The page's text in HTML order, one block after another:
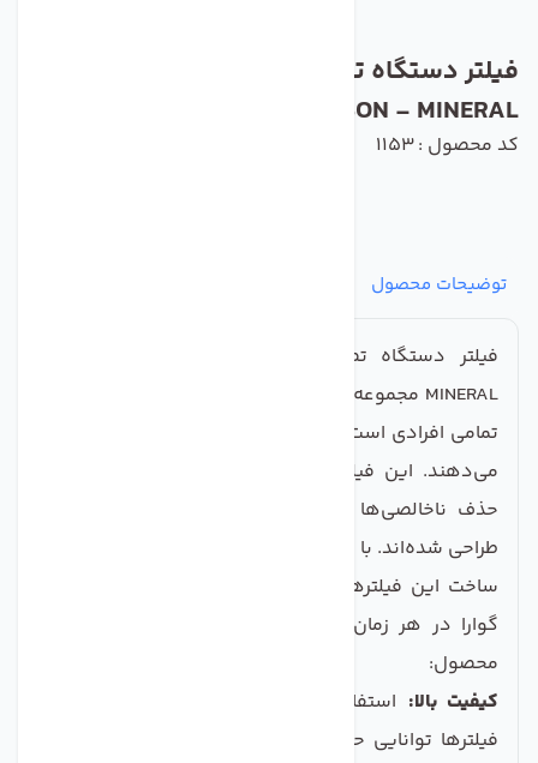
CARBON - MINERAL مجموعه دو عددی
کد محصول : 1153
توضیحات محصول
MINERAL مجموعه دو عددی یک گزینه عالی و کارآمد برای
تمامی افرادی است که به کیفیت آب مصرفی خود اهمیت
می‌دهند. این فیلترها به منظور بهبود طعم و بو آب،
حذف ناخالصی‌ها و افزودن مواد معدنی مفید به آب
طراحی شده‌اند. با توجه به الیاف و مواد اولیه خاصی که در
ساخت این فیلترها به کار رفته، می‌توانید از آب سالم و
گوارا در هر زمان لذت ببرید. ### ویژگی‌های کلیدی
محصول:
کیفیت بالا: استفاده از مواد با عالی‌ترین کیفیت؛ این
فیلترها توانایی حذف اکثر آلاینده‌ها و مواد شیمیایی را